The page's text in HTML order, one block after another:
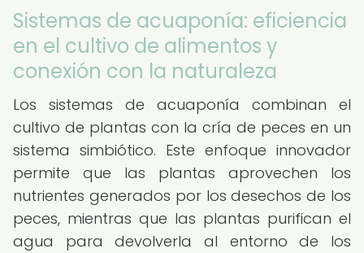
Sistemas de acuaponía: eficiencia
en el cultivo de alimentos y
conexión con la naturaleza
Los sistemas de acuaponía combinan el
cultivo de plantas con la cría de peces en un
sistema simbiótico. Este enfoque innovador
permite que las plantas aprovechen los
nutrientes generados por los desechos de los
peces, mientras que las plantas purifican el
agua para devolverla al entorno de los